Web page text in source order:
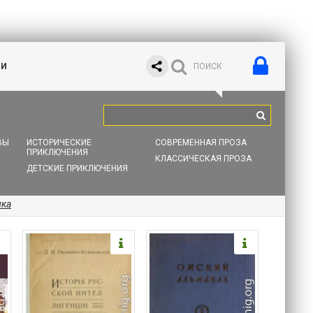
ИСТОРИЧЕСКИЕ
ПРИКЛЮЧЕНИЯ
ДЕТСКИЕ ПРИКЛЮЧЕНИЯ
СОВРЕМЕННАЯ ПРОЗА
КЛАССИЧЕСКАЯ ПРОЗА